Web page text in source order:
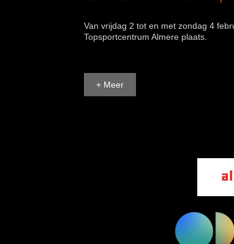
Van vrijdag 2 tot en met zondag 4
Topsportcentrum Almere plaats.
+ Meer